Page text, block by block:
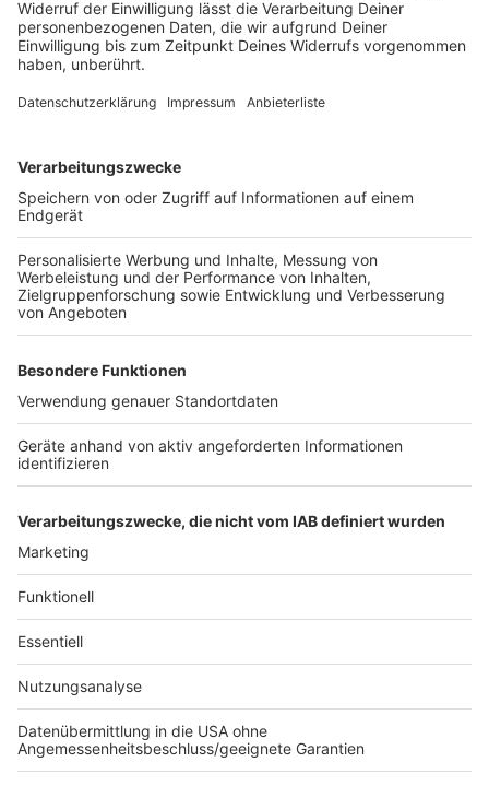
Kleinbusse mit sieben bis neun Sitzen, ggf. auch große
Kombis. Die Fahrzeuge dürfen gerne älter sein, sollten
aber noch einen gültigen TÜV haben oder die HU ohne
Fahrzeug spenden möchte oder Fragen dazu hat, kann
melden:dyck@wiedenest.de
Anzeige
Ihr wisst nochandere Angebote bei uns im
Bergischen
Ukraine findet ihrhier
Außerdem sammelt die"Aktion Deutschland hilft"
Spenden für Notleidende in der Ukraine. Zur
Spendenseite kommt ihrhier.
Anzeige
Anzeige